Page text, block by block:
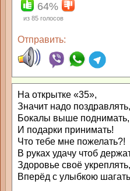
64%
из 85 голосов
Отправить:
На открытке «35»,
Значит надо поздравлять,
Бокалы выше поднимать,
И подарки принимать!
Что тебе мне пожелать?!
В руках удачу чтоб
Здоровье своё укреплять,
Вперёд с улыбкою